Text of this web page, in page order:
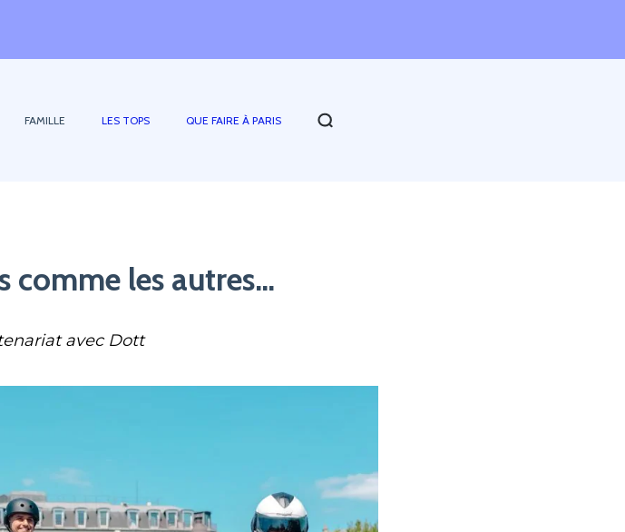
FAMILLE LES TOPS QUE FAIRE À PARIS
comme les autres…
avec Dott